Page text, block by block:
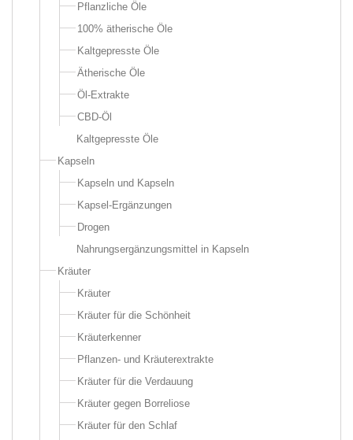
Pflanzliche Öle
100% ätherische Öle
Kaltgepresste Öle
Ätherische Öle
Öl-Extrakte
CBD-Öl
Kaltgepresste Öle
Kapseln
Kapseln und Kapseln
Kapsel-Ergänzungen
Drogen
Nahrungsergänzungsmittel in Kapseln
Kräuter
Kräuter
Kräuter für die Schönheit
Kräuterkenner
Pflanzen- und Kräuterextrakte
Kräuter für die Verdauung
Kräuter gegen Borreliose
Kräuter für den Schlaf